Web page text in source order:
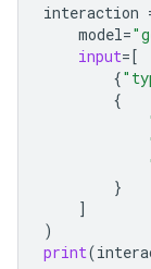
interaction
model=
input=[
{
{
}
]
)
print(